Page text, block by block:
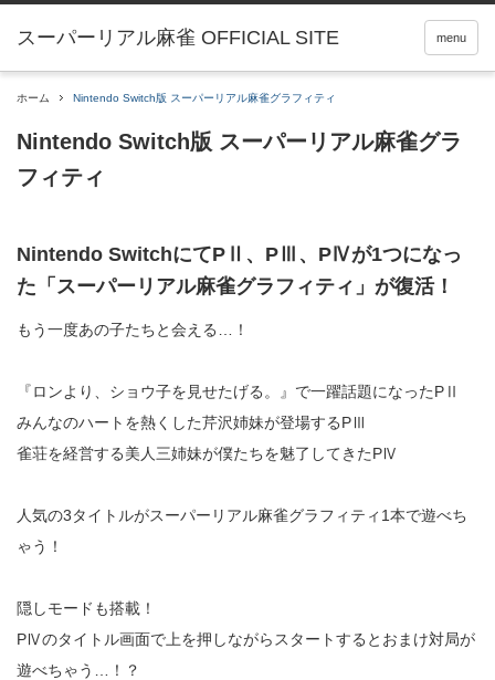
menu
ホーム Nintendo Switch版 スーパーリアル麻雀グラフィティ
Nintendo Switch版 スーパーリアル麻雀グラ
フィティ
Nintendo SwitchにてPⅡ、PⅢ、PⅣが1つになっ
た「スーパーリアル麻雀グラフィティ」が復活！
もう一度あの子たちと会える…！
『ロンより、ショウ子を見せたげる。』で一躍話題になったPⅡ
みんなのハートを熱くした芹沢姉妹が登場するPⅢ
雀荘を経営する美人三姉妹が僕たちを魅了してきたPⅣ
人気の3タイトルがスーパーリアル麻雀グラフィティ1本で遊べち
ゃう！
隠しモードも搭載！
PⅣのタイトル画面で上を押しながらスタートするとおまけ対局が
遊べちゃう…！？